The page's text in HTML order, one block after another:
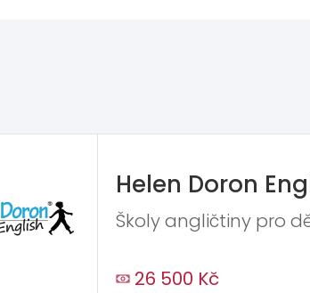
Helen Doron
Školy angličtiny pro
26 500 Kč